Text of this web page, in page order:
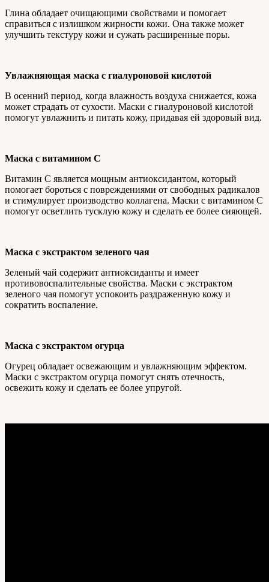
Глина обладает очищающими свойствами и помогает
справиться с излишком жирности кожи. Она также может
улучшить текстуру кожи и сужать расширенные поры.
Увлажняющая маска с гиалуроновой кислотой
В осенний период, когда влажность воздуха снижается, кожа
может страдать от сухости. Маски с гиалуроновой кислотой
помогут увлажнить и питать кожу, придавая ей здоровый вид.
Маска с витамином С
Витамин С является мощным антиоксидантом, который
помогает бороться с повреждениями от свободных радикалов
и стимулирует производство коллагена. Маски с витамином С
помогут осветлить тусклую кожу и сделать ее более сияющей.
Маска с экстрактом зеленого чая
Зеленый чай содержит антиоксиданты и имеет
противовоспалительные свойства. Маски с экстрактом
зеленого чая помогут успокоить раздраженную кожу и
сократить воспаление.
Маска с экстрактом огурца
Огурец обладает освежающим и увлажняющим эффектом.
Маски с экстрактом огурца помогут снять отечность,
освежить кожу и сделать ее более упругой.